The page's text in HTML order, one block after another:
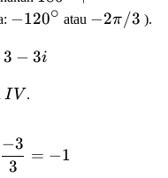
\text{sudut
-120^\circ
−120∘ atau -2\pi/3
−2π/3 ).
3 − 3i
IV
I V .
\theta =
3
−3
= −1